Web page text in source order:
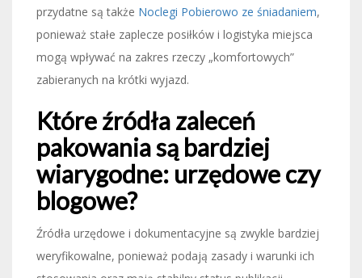
przydatne są także Noclegi Pobierowo ze śniadaniem,
ponieważ stałe zaplecze posiłków i logistyka miejsca
mogą wpływać na zakres rzeczy „komfortowych”
zabieranych na krótki wyjazd.
Które źródła zaleceń
pakowania są bardziej
wiarygodne: urzędowe czy
blogowe?
Źródła urzędowe i dokumentacyjne są zwykle bardziej
weryfikowalne, ponieważ podają zasady i warunki ich